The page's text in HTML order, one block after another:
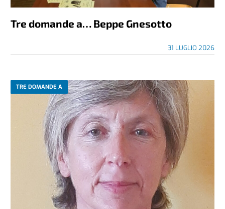
Tre domande a… Beppe Gnesotto
31 LUGLIO 2026
TRE DOMANDE A